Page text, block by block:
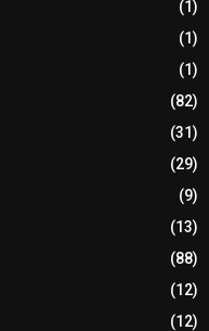
(1)
(1)
(1)
(82)
(31)
(29)
(9)
(13)
(88)
(12)
(12)